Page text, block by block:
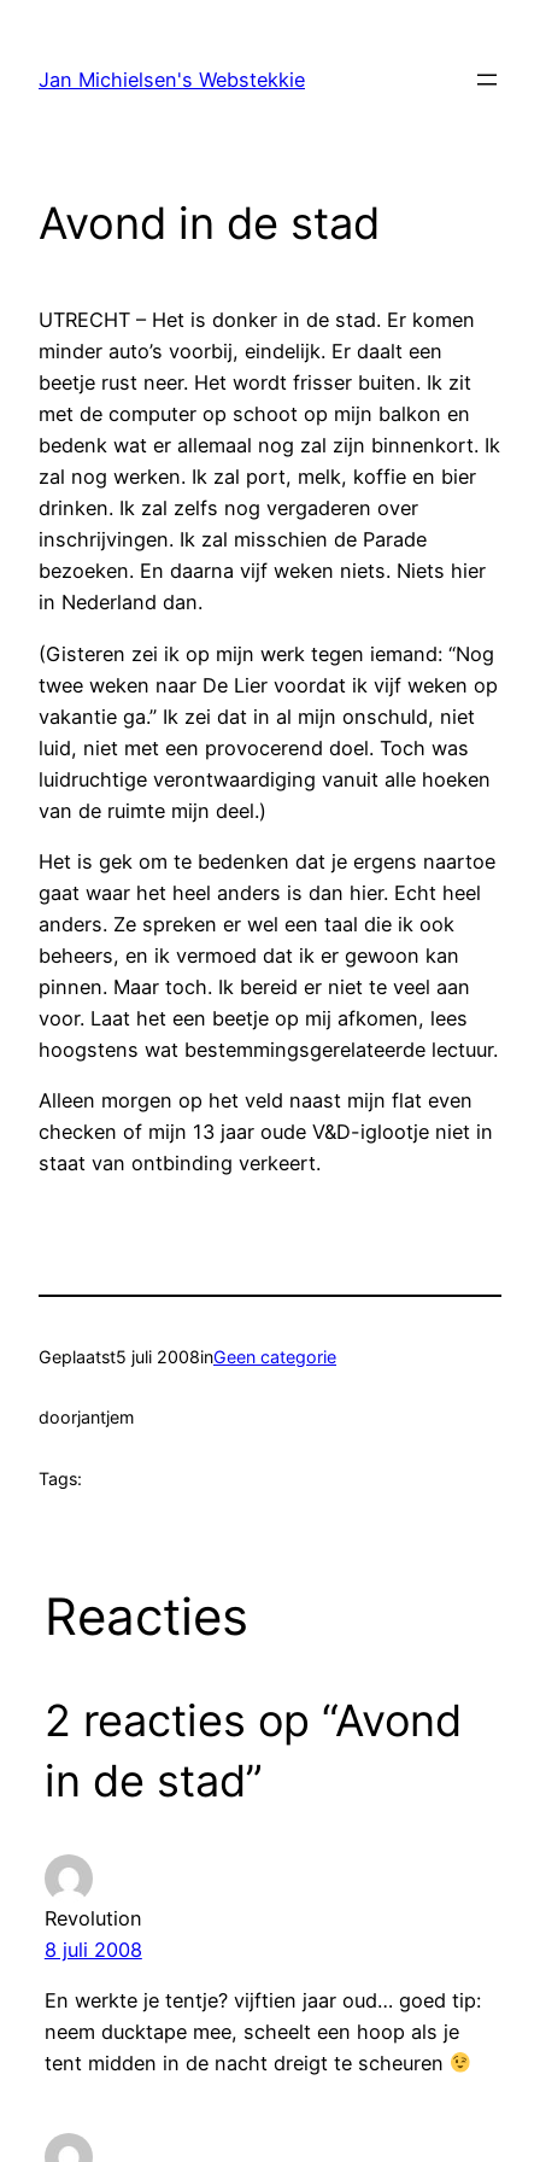
Jan Michielsen's Webstekkie
Avond in de stad
UTRECHT – Het is donker in de stad. Er komen
minder auto’s voorbij, eindelijk. Er daalt een
beetje rust neer. Het wordt frisser buiten. Ik zit
met de computer op schoot op mijn balkon en
bedenk wat er allemaal nog zal zijn binnenkort. Ik
zal nog werken. Ik zal port, melk, koffie en bier
drinken. Ik zal zelfs nog vergaderen over
inschrijvingen. Ik zal misschien de Parade
bezoeken. En daarna vijf weken niets. Niets hier
in Nederland dan.
(Gisteren zei ik op mijn werk tegen iemand: “Nog
twee weken naar De Lier voordat ik vijf weken op
vakantie ga.” Ik zei dat in al mijn onschuld, niet
luid, niet met een provocerend doel. Toch was
luidruchtige verontwaardiging vanuit alle hoeken
van de ruimte mijn deel.)
Het is gek om te bedenken dat je ergens naartoe
gaat waar het heel anders is dan hier. Echt heel
anders. Ze spreken er wel een taal die ik ook
beheers, en ik vermoed dat ik er gewoon kan
pinnen. Maar toch. Ik bereid er niet te veel aan
voor. Laat het een beetje op mij afkomen, lees
hoogstens wat bestemmingsgerelateerde lectuur.
Alleen morgen op het veld naast mijn flat even
checken of mijn 13 jaar oude V&D-iglootje niet in
staat van ontbinding verkeert.
Geplaatst5 juli 2008inGeen categorie
doorjantjem
Tags:
Reacties
2 reacties op “Avond
in de stad”
Revolution
8 juli 2008
En werkte je tentje? vijftien jaar oud… goed tip:
neem ducktape mee, scheelt een hoop als je
tent midden in de nacht dreigt te scheuren